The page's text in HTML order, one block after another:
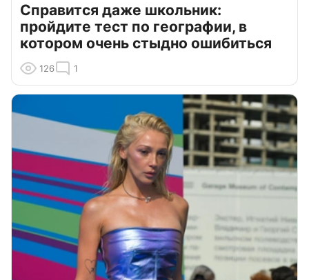
Справится даже школьник:
пройдите тест по географии, в
котором очень стыдно ошибиться
126 1